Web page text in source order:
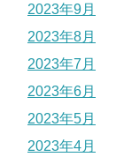
2023年9月
2023年8月
2023年7月
2023年6月
2023年5月
2023年4月